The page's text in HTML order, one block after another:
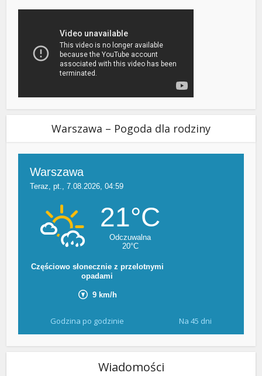
Warszawa – Pogoda dla rodziny
Godzina po godzinie Na 45 dni
Wiadomości